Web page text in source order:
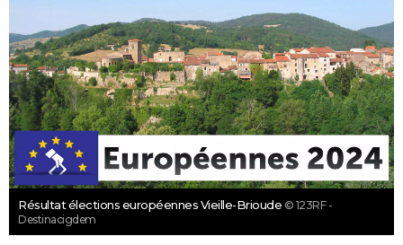
Résultat élections européennes Vieille-Brioude © 123RF -
Destinacigdem